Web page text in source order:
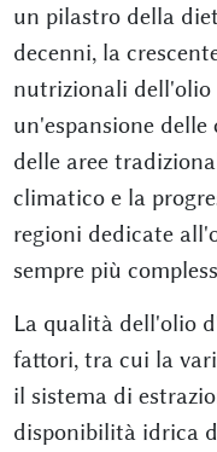
un pilastro della
decenni, la
nutrizionali
un'espansione
delle aree
climatico e la
regioni dedicate
sempre più
La qualità dell'olio
fattori, tra cui la
il sistema di
disponibilità idrica